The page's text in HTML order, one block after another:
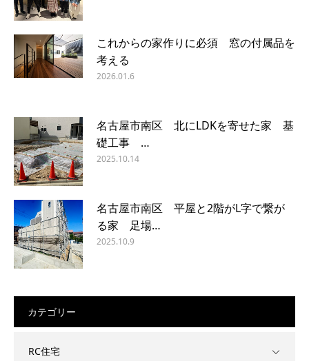
これからの家作りに必須 窓の付属品を
考える
2026.01.6
名古屋市南区 北にLDKを寄せた家 基
礎工事 …
2025.10.14
名古屋市南区 平屋と2階がL字で繋が
る家 足場…
2025.10.9
カテゴリー
RC住宅